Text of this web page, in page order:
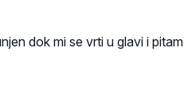
dok mi se vrti u glavi i pitam